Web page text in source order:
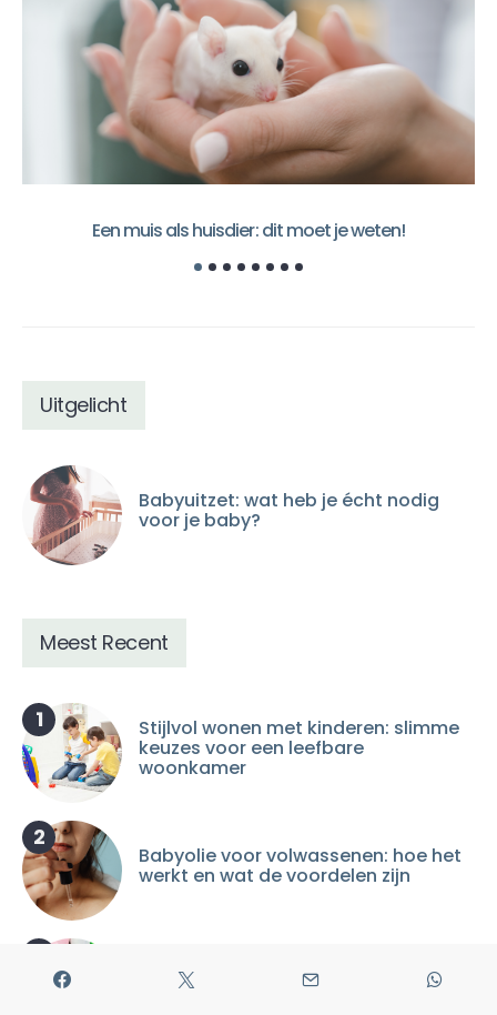
Een muis als huisdier: dit moet je weten!
Uitgelicht
Babyuitzet: wat heb je écht nodig
voor je baby?
Meest Recent
1 Stijlvol wonen met kinderen: slimme
keuzes voor een leefbare
woonkamer
2
Babyolie voor volwassenen: hoe het
werkt en wat de voordelen zijn
Luiers voor op de crèche: hoeveel
geef je er mee?